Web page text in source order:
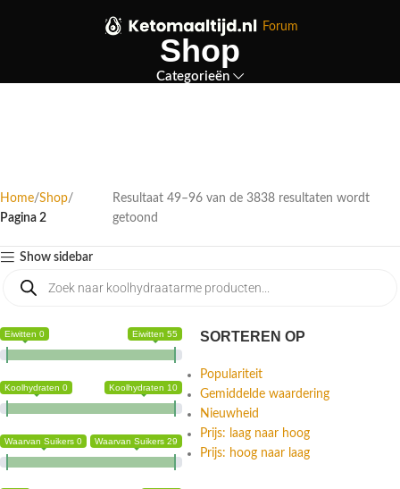
Forum
Shop
Categorieën
Home Shop
Pagina 2
Resultaat 49–96 van de 3838 resultaten wordt
getoond
Show sidebar
Eiwitten 0 Eiwitten 55
Koolhydraten 0 Koolhydraten 10
Waarvan Suikers 0 Waarvan Suikers 29
SORTEREN OP
Populariteit
Gemiddelde waardering
Nieuwheid
Prijs: laag naar hoog
Prijs: hoog naar laag